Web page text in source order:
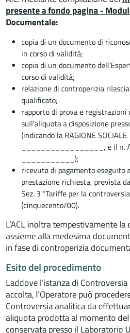
presente a fondo pagina -
Documentale:
copia di un documento di
in corso di validità;
copia di un documento
corso di validità;
relazione di controperizia
qualificato;
rapporto di prova e registrazioni
sull’aliquota a disposizione
(indicando la RAGIONE SOCIALE
_________________, e il n.
___________);
ricevuta di pagamento eseguito
prestazione richiesta, prevista
Sez. 3 “Tariffe per la
(cinquecento/00).
L’ACL inoltra tempestivamente la
assieme alla medesima
in fase di controperizia
Esito del procedimento
Laddove l’istanza di
accolta, l’Operatore può
Controversia analitica da
aliquota prodotta al momento
conservata presso il Laboratorio